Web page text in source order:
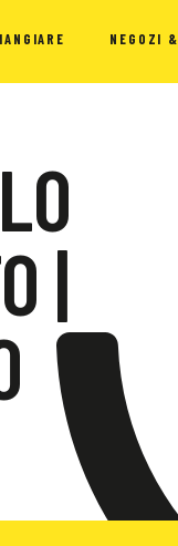
NEGOZI
|